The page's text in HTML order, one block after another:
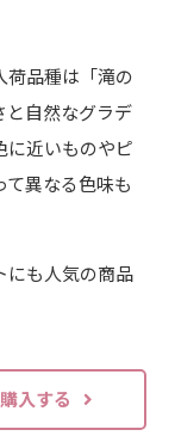
荷品種は「滝の
と自然なグラデ
に近いものやピ
て異なる色味も
にも人気の商品
入する